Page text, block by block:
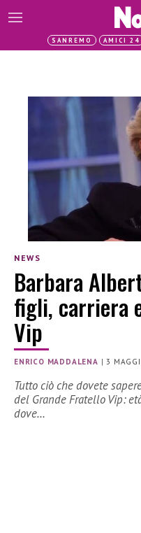
SANREMO AMICI 24
NEWS
Barbara
figli, carriera
Vip
ENRICO MADDALENA |3
Tutto ciò che dovete
del Grande Fratello Vip:
dove…